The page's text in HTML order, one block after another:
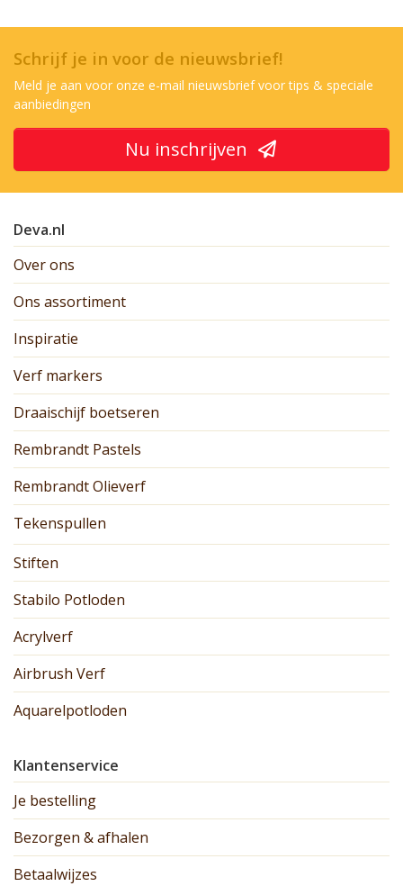
Schrijf je in voor de nieuwsbrief!
Meld je aan voor onze e-mail nieuwsbrief voor tips & speciale
aanbiedingen
Nu inschrijven
Deva.nl
Over ons
Ons assortiment
Inspiratie
Verf markers
Draaischijf boetseren
Rembrandt Pastels
Rembrandt Olieverf
Tekenspullen
Stiften
Stabilo Potloden
Acrylverf
Airbrush Verf
Aquarelpotloden
Klantenservice
Je bestelling
Bezorgen & afhalen
Betaalwijzes